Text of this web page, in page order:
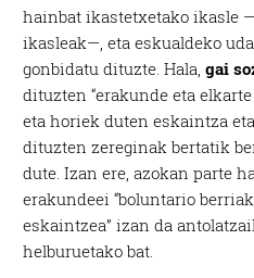
hainbat ikastetxetako ikasle
ikasleak—, eta eskualdeko
gonbidatu dituzte. Hala,gai
dituzten “erakunde eta
eta horiek duten eskaintza
dituzten zereginak bertatik
dute. Izan ere, azokan parte
erakundeei “boluntario
eskaintzea” izan da
helburuetako bat.